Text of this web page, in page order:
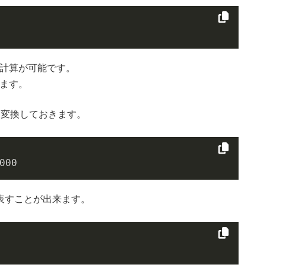
算が可能です。
す。
換しておきます。
ことが出来ます。